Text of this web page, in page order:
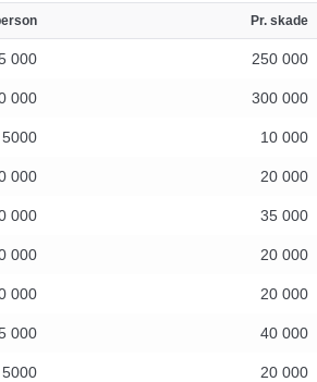
Pr. skade
000 250 000
000 300 000
5000 10 000
000 20 000
000 35 000
000 20 000
000 20 000
000 40 000
5000 20 000